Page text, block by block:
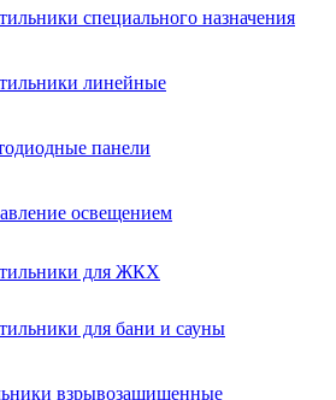
специального назначения
линейные
панели
освещением
для ЖКХ
для бани и сауны
взрывозащищенные